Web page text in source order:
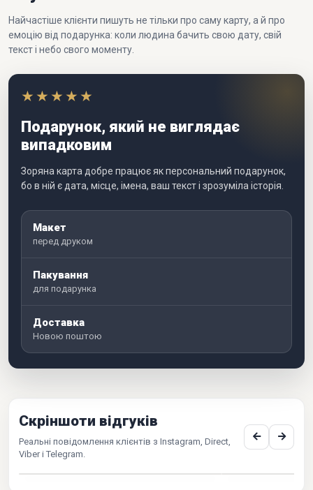
Найчастіше клієнти пишуть не тільки про саму карту, а й про
емоцію від подарунка: коли людина бачить свою дату, свій
текст і небо свого моменту.
★★★★★
Подарунок, який не виглядає
випадковим
Зоряна карта добре працює як персональний подарунок,
бо в ній є дата, місце, імена, ваш текст і зрозуміла історія.
Макет
перед друком
Пакування
для подарунка
Доставка
Новою поштою
Скріншоти відгуків
Реальні повідомлення клієнтів з Instagram, Direct,
Viber і Telegram.